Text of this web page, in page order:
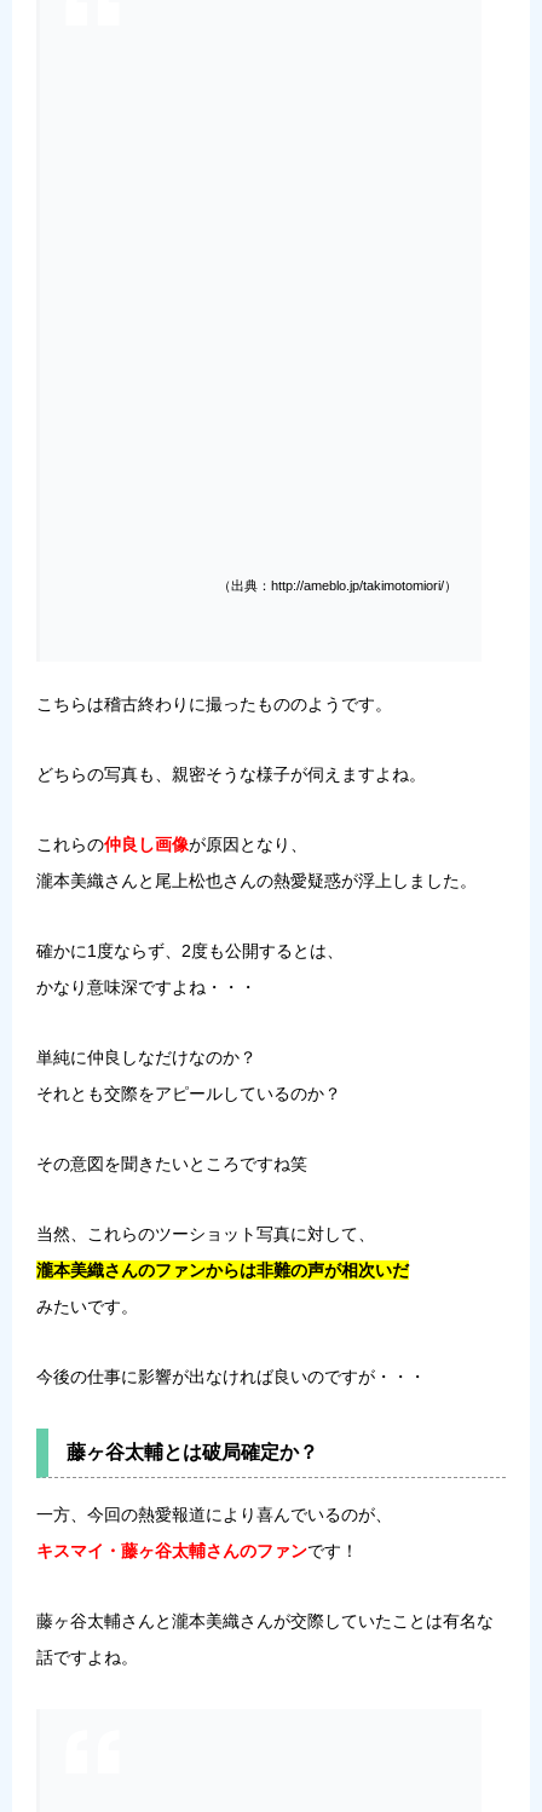
（出典：http://ameblo.jp/takimotomiori/）
こちらは稽古終わりに撮ったもののようです。
どちらの写真も、親密そうな様子が伺えますよね。
これらの仲良し画像が原因となり、
瀧本美織さんと尾上松也さんの熱愛疑惑が浮上しました。
確かに1度ならず、2度も公開するとは、
かなり意味深ですよね・・・
単純に仲良しなだけなのか？
それとも交際をアピールしているのか？
その意図を聞きたいところですね笑
当然、これらのツーショット写真に対して、
瀧本美織さんのファンからは非難の声が相次いだ
みたいです。
今後の仕事に影響が出なければ良いのですが・・・
藤ヶ谷太輔とは破局確定か？
一方、今回の熱愛報道により喜んでいるのが、
キスマイ・藤ヶ谷太輔さんのファンです！
藤ヶ谷太輔さんと瀧本美織さんが交際していたことは有名な
話ですよね。